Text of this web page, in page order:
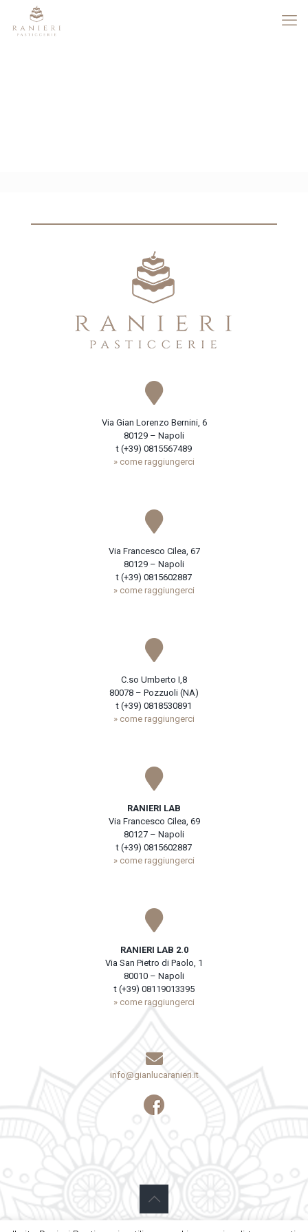
Via Gian Lorenzo Bernini, 6
80129 – Napoli
t (+39) 0815567489
» come raggiungerci
Via Francesco Cilea, 67
80129 – Napoli
t (+39) 0815602887
» come raggiungerci
C.so Umberto I,8
80078 – Pozzuoli (NA)
t (+39) 0818530891
» come raggiungerci
RANIERI LAB
Via Francesco Cilea, 69
80127 – Napoli
t (+39) 0815602887
» come raggiungerci
RANIERI LAB 2.0
Via San Pietro di Paolo, 1
80010 – Napoli
t (+39) 08119013395
» come raggiungerci
info@gianlucaranieri.it